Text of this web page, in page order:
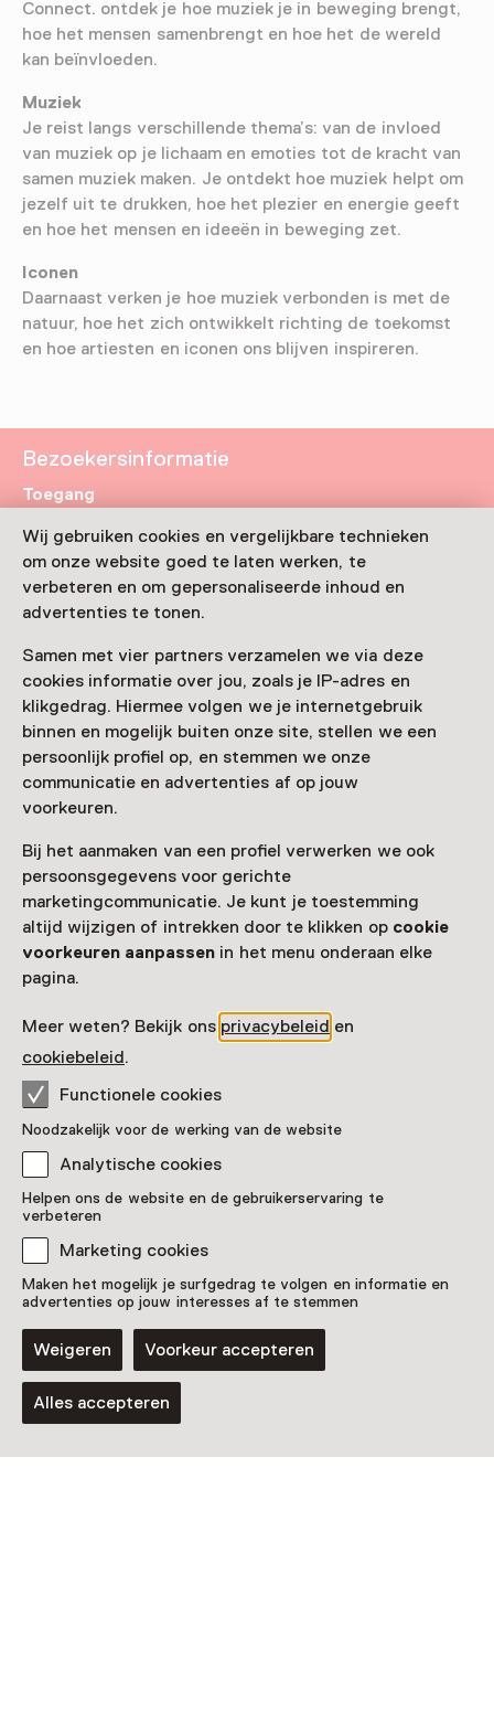
Wij gebruiken cookies en vergelijkbare technieken
om onze website goed te laten werken, te
verbeteren en om gepersonaliseerde inhoud en
advertenties te tonen.
Samen met vier partners verzamelen we via deze
cookies informatie over jou, zoals je IP-adres en
klikgedrag. Hiermee volgen we je internetgebruik
binnen en mogelijk buiten onze site, stellen we een
persoonlijk profiel op, en stemmen we onze
communicatie en advertenties af op jouw
voorkeuren.
Bij het aanmaken van een profiel verwerken we ook
persoonsgegevens voor gerichte
marketingcommunicatie. Je kunt je toestemming
altijd wijzigen of intrekken door te klikken op cookie
voorkeuren aanpassen in het menu onderaan elke
pagina.
Meer weten? Bekijk ons privacybeleid en
cookiebeleid.
Functionele cookies
Noodzakelijk voor de werking van de website
Analytische cookies
Helpen ons de website en de gebruikerservaring te
verbeteren
Marketing cookies
Maken het mogelijk je surfgedrag te volgen en informatie en
advertenties op jouw interesses af te stemmen
Weigeren Voorkeur accepteren
Alles accepteren
Connect. ontdek je hoe muziek je in beweging brengt,
hoe het mensen samenbrengt en hoe het de wereld
kan beïnvloeden.​
Muziek
Je reist langs verschillende thema’s: van de invloed
van muziek op je lichaam en emoties tot de kracht van
samen muziek maken. Je ontdekt hoe muziek helpt om
jezelf uit te drukken, hoe het plezier en energie geeft
en hoe het mensen en ideeën in beweging zet.
Iconen
Daarnaast verken je hoe muziek verbonden is met de
natuur, hoe het zich ontwikkelt richting de toekomst
en hoe artiesten en iconen ons blijven inspireren.
Bezoekersinformatie
Toegang
Toegang is inbegrepen bij een entreeticket voor het
museum.
Museumkaart of ticket kopen
Leeftijd
Voor 5 t/m 12 jaar
Datum
Toon beschikbaarheid
Locatie
Museon-Omniversum
2517 HV Den Haag
Opent in een nieuw tabblad
Vandaag open tot 17:00 uur
Zien & doen in Museon-
Omniversum